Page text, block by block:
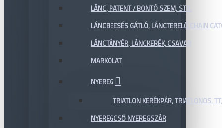
LÁNC, PATENT / BONTÓ SZEM, STB.
LÁNCBEESÉS GÁTLÓ, LÁNCTERELŐ CHAIN
LÁNCTÁNYÉR, LÁNCKERÉK, CSAVAR
MARKOLAT
NYEREG
TRIATLON KERÉKPÁR, TRIATLONOS,
NYEREGCSŐ NYEREGSZÁR